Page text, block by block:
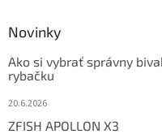
Novinky
Ako si vybrať správny
rybačku
20.6.2026
ZFISH APOLLON X3